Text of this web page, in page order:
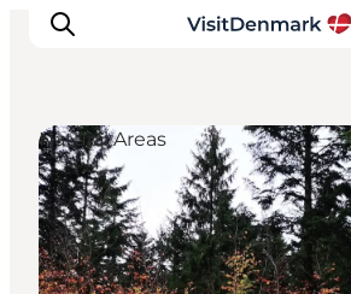
Inspiration
Resmål
Aktiviteter
Natural Areas